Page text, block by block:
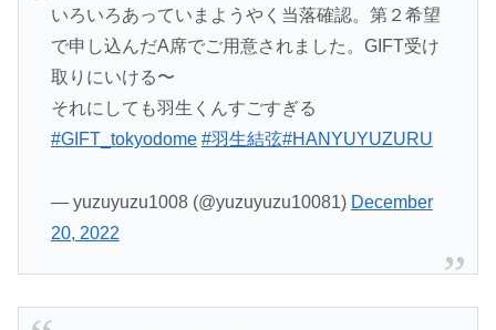
いろいろあっていまようやく当落確認。第２希望
で申し込んだA席でご用意されました。GIFT受け
取りにいける〜
それにしても羽生くんすごすぎる
#GIFT_tokyodome #羽生結弦#HANYUYUZURU
— yuzuyuzu1008 (@yuzuyuzu10081) December
20, 2022